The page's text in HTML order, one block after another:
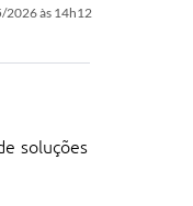
2026 às 14h12
soluções